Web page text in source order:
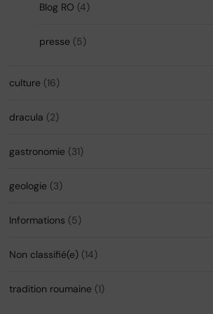
Blog RO (4)
presse (5)
culture (16)
dracula (2)
gastronomie (31)
geologie (3)
Informations (5)
Non classifié(e) (14)
tradition roumaine (1)